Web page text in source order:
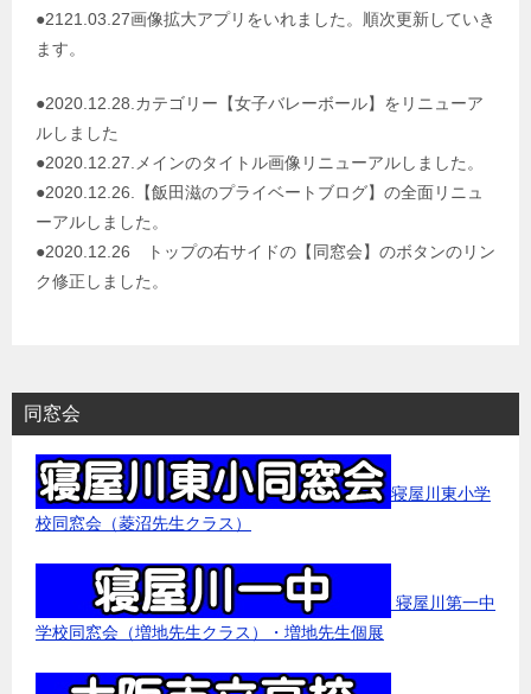
●2121.03.27画像拡大アプリをいれました。順次更新していき
ます。
●2020.12.28.カテゴリー【女子バレーボール】をリニューア
ルしました
●2020.12.27.メインのタイトル画像リニューアルしました。
●2020.12.26.【飯田滋のプライベートブログ】の全面リニュ
ーアルしました。
●2020.12.26 トップの右サイドの【同窓会】のボタンのリン
ク修正しました。
同窓会
寝屋川東小学
校同窓会（菱沼先生クラス）
寝屋川第一中
学校同窓会（増地先生クラス）・増地先生個展